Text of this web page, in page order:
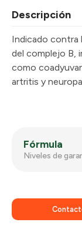
Descripción
Indicado contra
del complejo B,
como
artritis y
Fórmula
Niveles de